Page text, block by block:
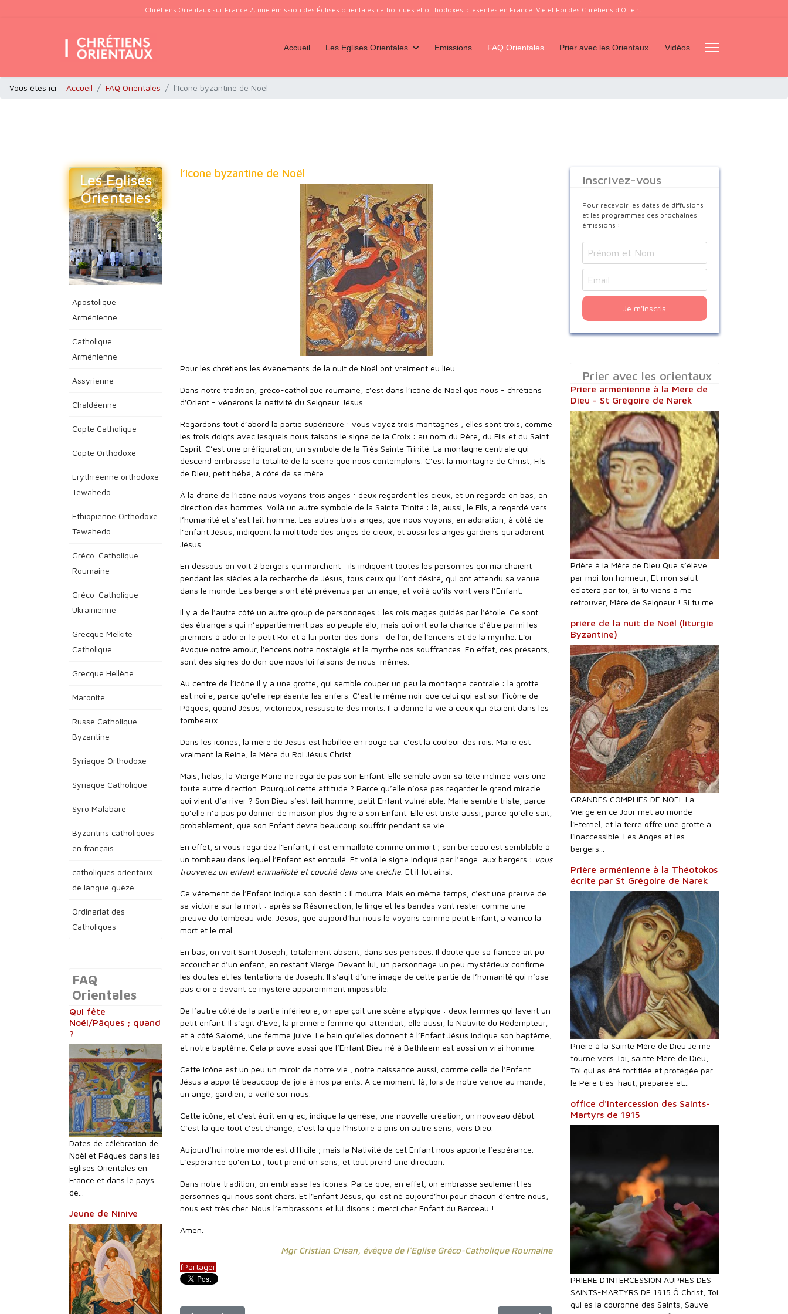
Chrétiens Orientaux sur France 2, une émission des Églises orientales catholiques et orthodoxes présentes en France. Vie et Foi des Chrétiens d’Orient.
Accueil Les Eglises Orientales Emissions FAQ Orientales Prier avec les Orientaux Vidéos
Vous êtes ici : Accueil FAQ Orientales l’Icone byzantine de Noël
Les Eglises
Orientales
Apostolique
Arménienne
Catholique
Arménienne
Assyrienne
Chaldéenne
Copte Catholique
Copte Orthodoxe
Erythréenne orthodoxe
Tewahedo
Ethiopienne Orthodoxe
Tewahedo
Gréco-Catholique
Roumaine
Gréco-Catholique
Ukrainienne
Grecque Melkite
Catholique
Grecque Hellène
Maronite
Russe Catholique
Byzantine
Syriaque Orthodoxe
Syriaque Catholique
Syro Malabare
Byzantins catholiques
en français
catholiques orientaux
de langue guèze
Ordinariat des
Catholiques
FAQ
Orientales
Qui fête
Noël/Pâques ; quand
?
Dates de célébration de
Noël et Pâques dans les
Eglises Orientales en
France et dans le pays
de...
Jeune de Ninive
l’Icone byzantine de Noël
Pour les chrétiens les évènements de la nuit de Noël ont vraiment eu lieu.
Dans notre tradition, gréco-catholique roumaine, c’est dans l’icône de Noël que nous - chrétiens
d'Orient - vénérons la nativité du Seigneur Jésus.
Regardons tout d’abord la partie supérieure : vous voyez trois montagnes ; elles sont trois, comme
les trois doigts avec lesquels nous faisons le signe de la Croix : au nom du Père, du Fils et du Saint
Esprit. C’est une préfiguration, un symbole de la Très Sainte Trinité. La montagne centrale qui
descend embrasse la totalité de la scène que nous contemplons. C’est la montagne de Christ, Fils
de Dieu, petit bébé, à côté de sa mère.
À la droite de l’icône nous voyons trois anges : deux regardent les cieux, et un regarde en bas, en
direction des hommes. Voilà un autre symbole de la Sainte Trinité : là, aussi, le Fils, a regardé vers
l’humanité et s’est fait homme. Les autres trois anges, que nous voyons, en adoration, à côté de
l’enfant Jésus, indiquent la multitude des anges de cieux, et aussi les anges gardiens qui adorent
Jésus.
En dessous on voit 2 bergers qui marchent : ils indiquent toutes les personnes qui marchaient
pendant les siècles à la recherche de Jésus, tous ceux qui l’ont désiré, qui ont attendu sa venue
dans le monde. Les bergers ont été prévenus par un ange, et voilà qu’ils vont vers l’Enfant.
Il y a de l’autre côté un autre group de personnages : les rois mages guidés par l’étoile. Ce sont
des étrangers qui n’appartiennent pas au peuple élu, mais qui ont eu la chance d’être parmi les
premiers à adorer le petit Roi et à lui porter des dons : de l'or, de l'encens et de la myrrhe. L'or
évoque notre amour, l'encens notre nostalgie et la myrrhe nos souffrances. En effet, ces présents,
sont des signes du don que nous lui faisons de nous-mêmes.
Au centre de l’icône il y a une grotte, qui semble couper un peu la montagne centrale : la grotte
est noire, parce qu’elle représente les enfers. C’est le même noir que celui qui est sur l’icône de
Pâques, quand Jésus, victorieux, ressuscite des morts. Il a donné la vie à ceux qui étaient dans les
tombeaux.
Dans les icônes, la mère de Jésus est habillée en rouge car c’est la couleur des rois. Marie est
vraiment la Reine, la Mère du Roi Jésus Christ.
Mais, hélas, la Vierge Marie ne regarde pas son Enfant. Elle semble avoir sa tête inclinée vers une
toute autre direction. Pourquoi cette attitude ? Parce qu’elle n’ose pas regarder le grand miracle
qui vient d’arriver ? Son Dieu s’est fait homme, petit Enfant vulnérable. Marie semble triste, parce
qu’elle n’a pas pu donner de maison plus digne à son Enfant. Elle est triste aussi, parce qu’elle sait,
probablement, que son Enfant devra beaucoup souffrir pendant sa vie.
En effet, si vous regardez l’Enfant, il est emmailloté comme un mort ; son berceau est semblable à
un tombeau dans lequel l’Enfant est enroulé. Et voilà le signe indiqué par l’ange aux bergers : vous
trouverez un enfant emmailloté et couché dans une crèche . Et il fut ainsi.
Ce vêtement de l’Enfant indique son destin : il mourra. Mais en même temps, c’est une preuve de
sa victoire sur la mort : après sa Résurrection, le linge et les bandes vont rester comme une
preuve du tombeau vide. Jésus, que aujourd’hui nous le voyons comme petit Enfant, a vaincu la
mort et le mal.
En bas, on voit Saint Joseph, totalement absent, dans ses pensées. Il doute que sa fiancée ait pu
accoucher d’un enfant, en restant Vierge. Devant lui, un personnage un peu mystérieux confirme
les doutes et les tentations de Joseph. Il s’agit d’une image de cette partie de l’humanité qui n’ose
pas croire devant ce mystère apparemment impossible.
De l’autre côté de la partie inférieure, on aperçoit une scène atypique : deux femmes qui lavent un
petit enfant. Il s’agit d’Eve, la première femme qui attendait, elle aussi, la Nativité du Rédempteur,
et à côté Salomé, une femme juive. Le bain qu’elles donnent à l’Enfant Jésus indique son baptême,
et notre baptême. Cela prouve aussi que l’Enfant Dieu né à Bethleem est aussi un vrai homme.
Cette icône est un peu un miroir de notre vie ; notre naissance aussi, comme celle de l’Enfant
Jésus a apporté beaucoup de joie à nos parents. A ce moment-là, lors de notre venue au monde,
un ange, gardien, a veillé sur nous.
Cette icône, et c’est écrit en grec, indique la genèse, une nouvelle création, un nouveau début.
C’est là que tout c’est changé, c’est là que l’histoire a pris un autre sens, vers Dieu.
Aujourd’hui notre monde est difficile ; mais la Nativité de cet Enfant nous apporte l’espérance.
L’espérance qu’en Lui, tout prend un sens, et tout prend une direction.
Dans notre tradition, on embrasse les icones. Parce que, en effet, on embrasse seulement les
personnes qui nous sont chers. Et l’Enfant Jésus, qui est né aujourd’hui pour chacun d’entre nous,
nous est très cher. Nous l’embrassons et lui disons : merci cher Enfant du Berceau !
Amen.
Mgr Cristian Crisan, évêque de l'Eglise Gréco-Catholique Roumaine
fPartager
Inscrivez-vous
Pour recevoir les dates de diffusions
et les programmes des prochaines
émissions :
Je m'inscris
Prier avec les orientaux
Prière arménienne à la Mère de
Dieu - St Grégoire de Narek
Prière à la Mère de Dieu Que s’élève
par moi ton honneur, Et mon salut
éclatera par toi, Si tu viens à me
retrouver, Mère de Seigneur ! Si tu me...
prière de la nuit de Noël (liturgie
Byzantine)
GRANDES COMPLIES DE NOEL La
Vierge en ce Jour met au monde
l'Eternel, et la terre offre une grotte à
l'Inaccessible. Les Anges et les
bergers...
Prière arménienne à la Théotokos
écrite par St Grégoire de Narek
Prière à la Sainte Mère de Dieu Je me
tourne vers Toi, sainte Mère de Dieu,
Toi qui as été fortifiée et protégée par
le Père très-haut, préparée et...
office d'intercession des Saints-
Martyrs de 1915
PRIERE D'INTERCESSI0N AUPRES DES
SAINTS-MARTYRS DE 1915 Ô Christ, Toi
qui es la couronne des Saints, Sauve-